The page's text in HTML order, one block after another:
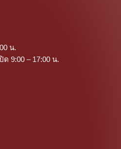
น.
ด 9:00 – 17:00 น.